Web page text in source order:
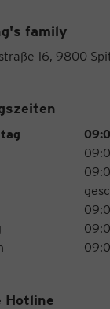
family
16, 9800
Uhrzeiten
Hotline